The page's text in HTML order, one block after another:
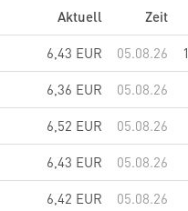
Aktuell
Zeit
6,43 EUR 05.08.26
6,36 EUR
05.08.26
6,52 EUR
05.08.26
6,43 EUR
05.08.26
6,42 EUR 05.08.26